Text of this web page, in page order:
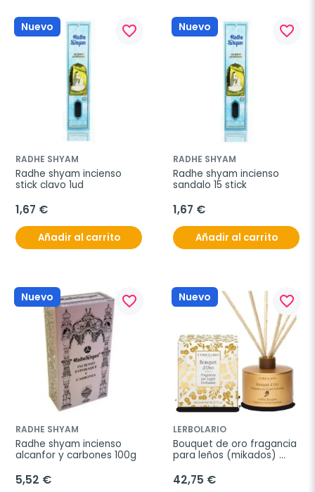
Nuevo favorite_border
RADHE SHYAM
Radhe shyam incienso
stick clavo 1ud
1,67 €
Añadir al carrito
Nuevo favorite_border
RADHE SHYAM
Radhe shyam incienso
sandalo 15 stick
1,67 €
Añadir al carrito
Nuevo favorite_border
RADHE SHYAM
Radhe shyam incienso
alcanfor y carbones 100g
5,52 €
Nuevo favorite_border
LERBOLARIO
Bouquet de oro fragancia
para leños (mikados)
42,75 €